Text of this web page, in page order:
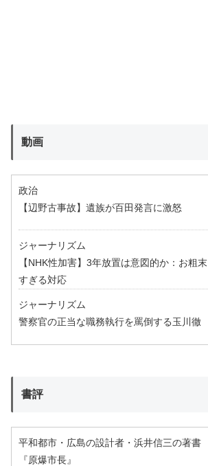
動画
政治
【辺野古事故】遺族が百田発言に激怒
ジャーナリズム
【NHK性加害】3年放置は意図的か：お粗末
すぎる対応
ジャーナリズム
警察官の正当な職務執行を罵倒する玉川徹
書評
平和都市・広島の設計者・浜井信三の著書
『原爆市長』